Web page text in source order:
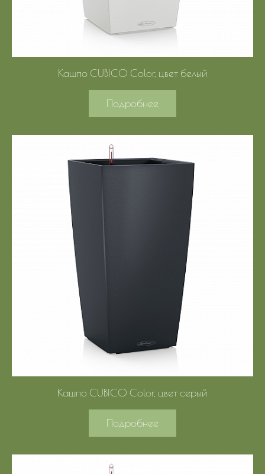
Кашпо CUBICO Color, цвет белый
Подробнее
Кашпо CUBICO Color, цвет серый
Подробнее